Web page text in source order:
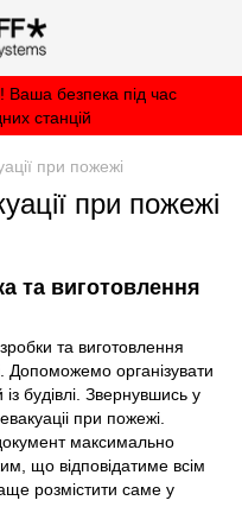
Ваша безпека під час
станцій
при пожежі
при пожежі
та виготовлення
та виготовлення
Допоможемо організувати
будівлі. Звернувшись у
при пожежі.
максимально
що відповідатиме всім
розмістити саме у